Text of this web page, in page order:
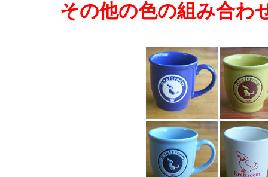
その他の色の組み合わ